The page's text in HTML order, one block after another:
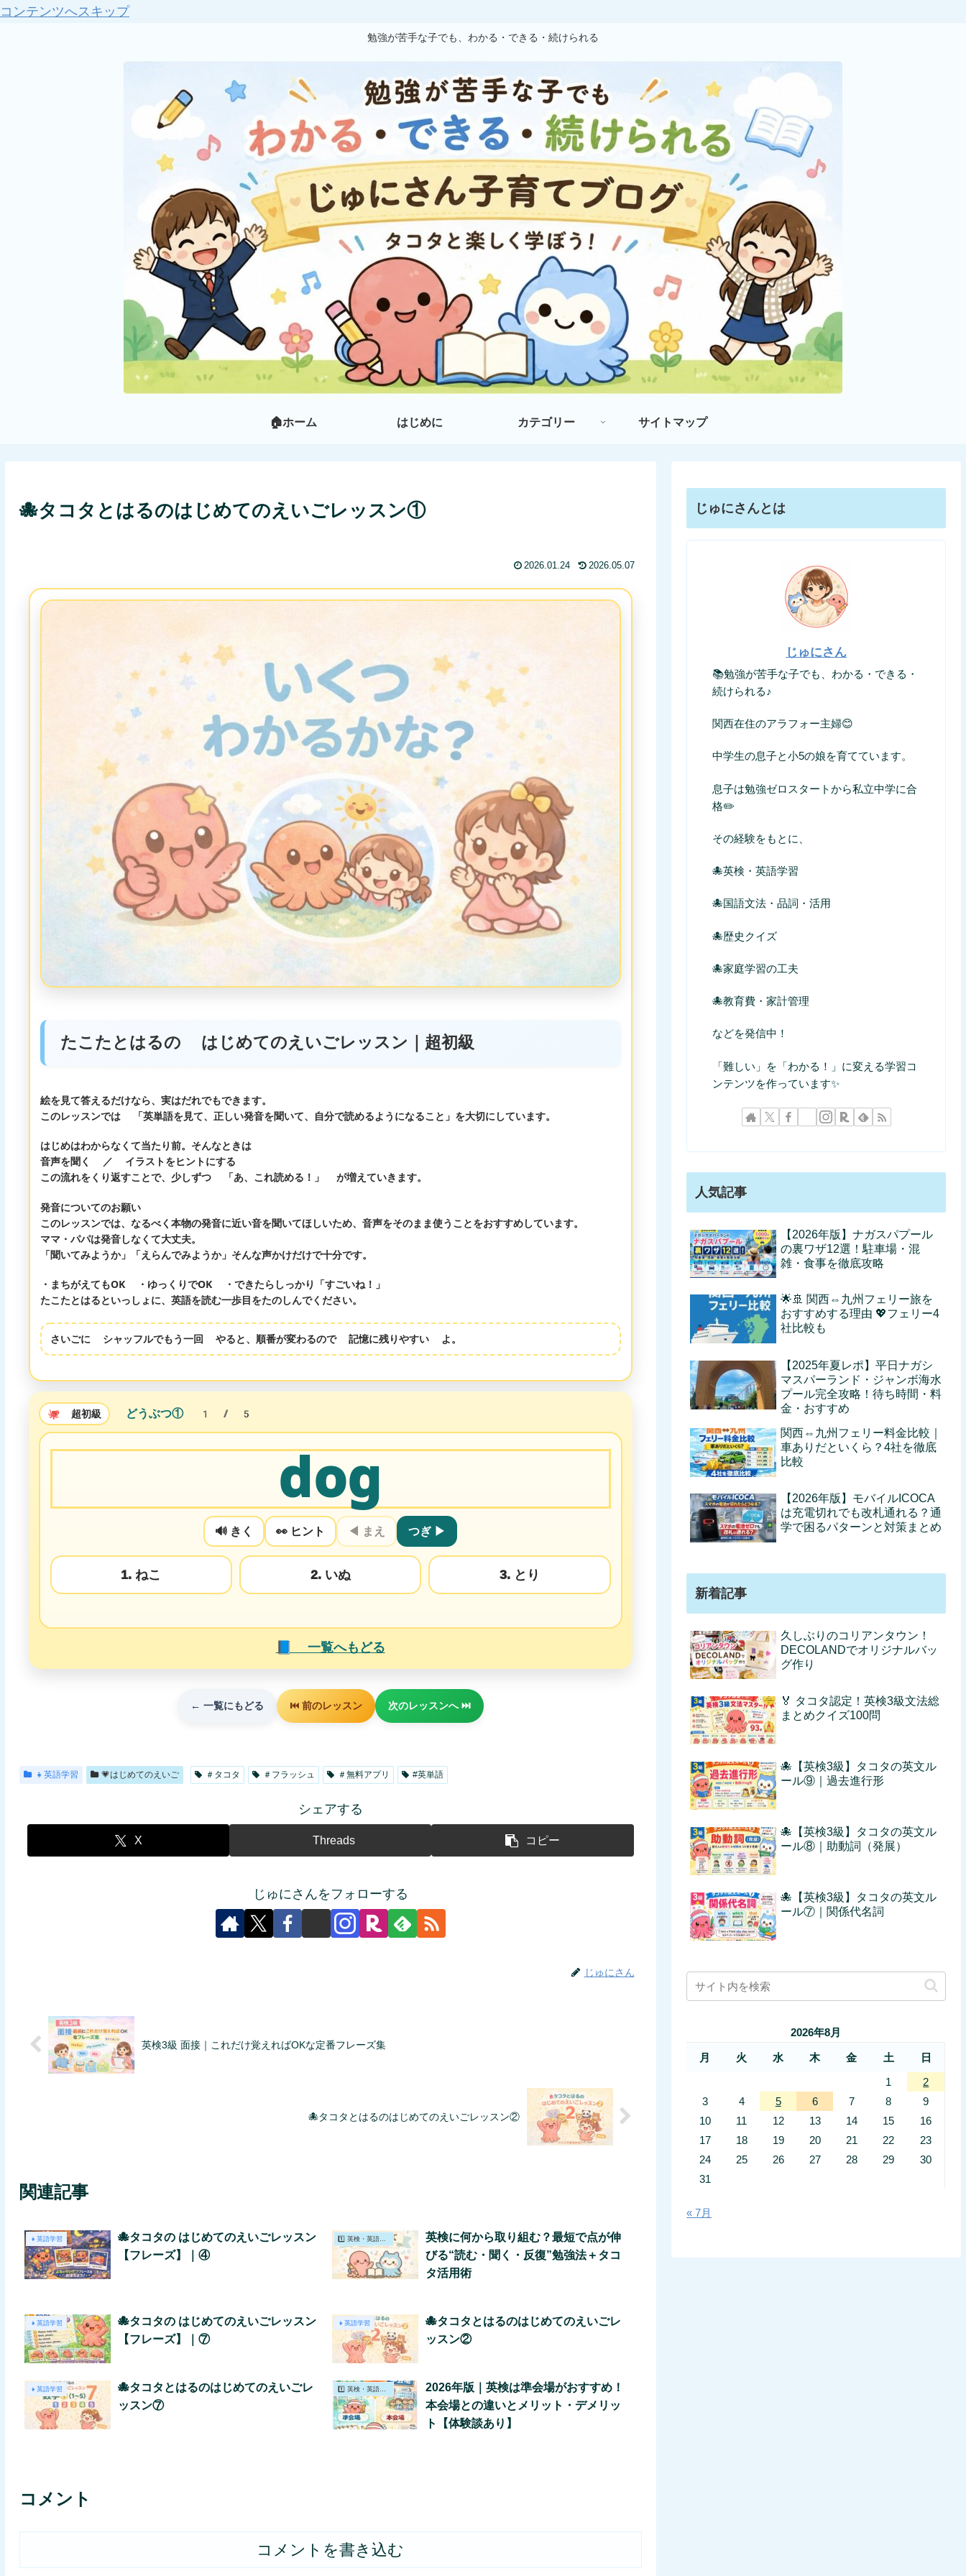
コンテンツへスキップ
勉強が苦手な子でも、わかる・できる・続けられる
🏠ホーム はじめに カテゴリー サイトマップ
🐙タコタとはるのはじめてのえいごレッスン①
2026.01.24 2026.05.07
たこたとはるの はじめてのえいごレッスン｜超初級
絵を見て答えるだけなら、実はだれでもできます。
このレッスンでは
「英単語を見て、正しい発音を聞いて、自分で読めるようになること」 を大切にしています。
はじめはわからなくて当たり前。そんなときは
音声を聞く
／ イラストをヒントにする
この流れをくり返すことで、少しずつ
「あ、これ読める！」 が増えていきます。
発音についてのお願い
このレッスンでは、なるべく本物の発音に近い音を聞いてほしいため、音声をそのまま使うことをおすすめしています。
ママ・パパは発音しなくて大丈夫。
「聞いてみようか」「えらんでみようか」そんな声かけだけで十分です。
・まちがえてもOK ・ゆっくりでOK ・できたらしっかり「すごいね！」
たこたとはるといっしょに、 英語を読む一歩目 をたのしんでください。
さいごに シャッフルでもう一回 やると、順番が変わるので 記憶に残りやすいよ。
🐙超初級 どうぶつ① 1 / 5
dog
🔊 きく 👀 ヒント ◀ まえ つぎ ▶
1. ねこ 2. いぬ 3. とり
📘 一覧へもどる
← 一覧にもどる ⏮️ 前のレッスン 次のレッスンへ ⏭️
👧英語学習 💗はじめてのえいご ＃タコタ ＃フラッシュ ＃無料アプリ #英単語
シェアする
X Threads コピー
じゅにさんをフォローする
じゅにさん
英検3級 面接｜これだけ覚えればOKな定番フレーズ集
🐙タコタとはるのはじめてのえいごレッスン②
関連記事
👧英語学習
🐙タコタの はじめてのえいごレッスン
【フレーズ】｜④
英検に何から取り組む？最短で点が伸
びる“読む・聞く・反復”勉強法＋タコ
タ活用術
👧英語学習
🐙タコタの はじめてのえいごレッスン
【フレーズ】｜⑦
👧英語学習
🐙タコタとはるのはじめてのえいごレ
ッスン②
👧英語学習
🐙タコタとはるのはじめてのえいごレ
ッスン⑦
1️⃣ 英検・英語学習
2026年版｜英検は準会場がおすすめ！
本会場との違いとメリット・デメリッ
ト【体験談あり】
コメント
コメントを書き込む
じゅにさんとは
じゅにさん
📚勉強が苦手な子でも、わかる・できる・
続けられる♪
関西在住のアラフォー主婦😊
中学生の息子と小5の娘を育てています。
息子は勉強ゼロスタートから私立中学に合
格✏️
その経験をもとに、
🐙英検・英語学習
🐙国語文法・品詞・活用
🐙歴史クイズ
🐙家庭学習の工夫
🐙教育費・家計管理
などを発信中！
「難しい」を「わかる！」に変える学習コ
ンテンツを作っています✨
人気記事
【2026年版】ナガスパプール
の裏ワザ12選！駐車場・混
雑・食事を徹底攻略
🌟🚢 関西⇔九州フェリー旅を
おすすめする理由 💖フェリー4
社比較も
【2025年夏レポ】平日ナガシ
マスパーランド・ジャンボ海水
プール完全攻略！待ち時間・料
金・おすすめ
関西⇔九州フェリー料金比較｜
車ありだといくら？4社を徹底
比較
【2026年版】モバイルICOCA
は充電切れでも改札通れる？通
学で困るパターンと対策まとめ
新着記事
久しぶりのコリアンタウン！
DECOLANDでオリジナルバッ
グ作り
🏅 タコタ認定！英検3級文法総
まとめクイズ100問
🐙【英検3級】タコタの英文ル
ール⑨｜過去進行形
🐙【英検3級】タコタの英文ル
ール⑧｜助動詞（発展）
🐙【英検3級】タコタの英文ル
ール⑦｜関係代名詞
2026年8月
月 火 水 木 金 土
日
1
2
3
4 5 6 7 8
9
10
11 12 13 14 15
16
17
18 19 20 21 22
23
24
25 26 27 28 29
30
31
« 7月